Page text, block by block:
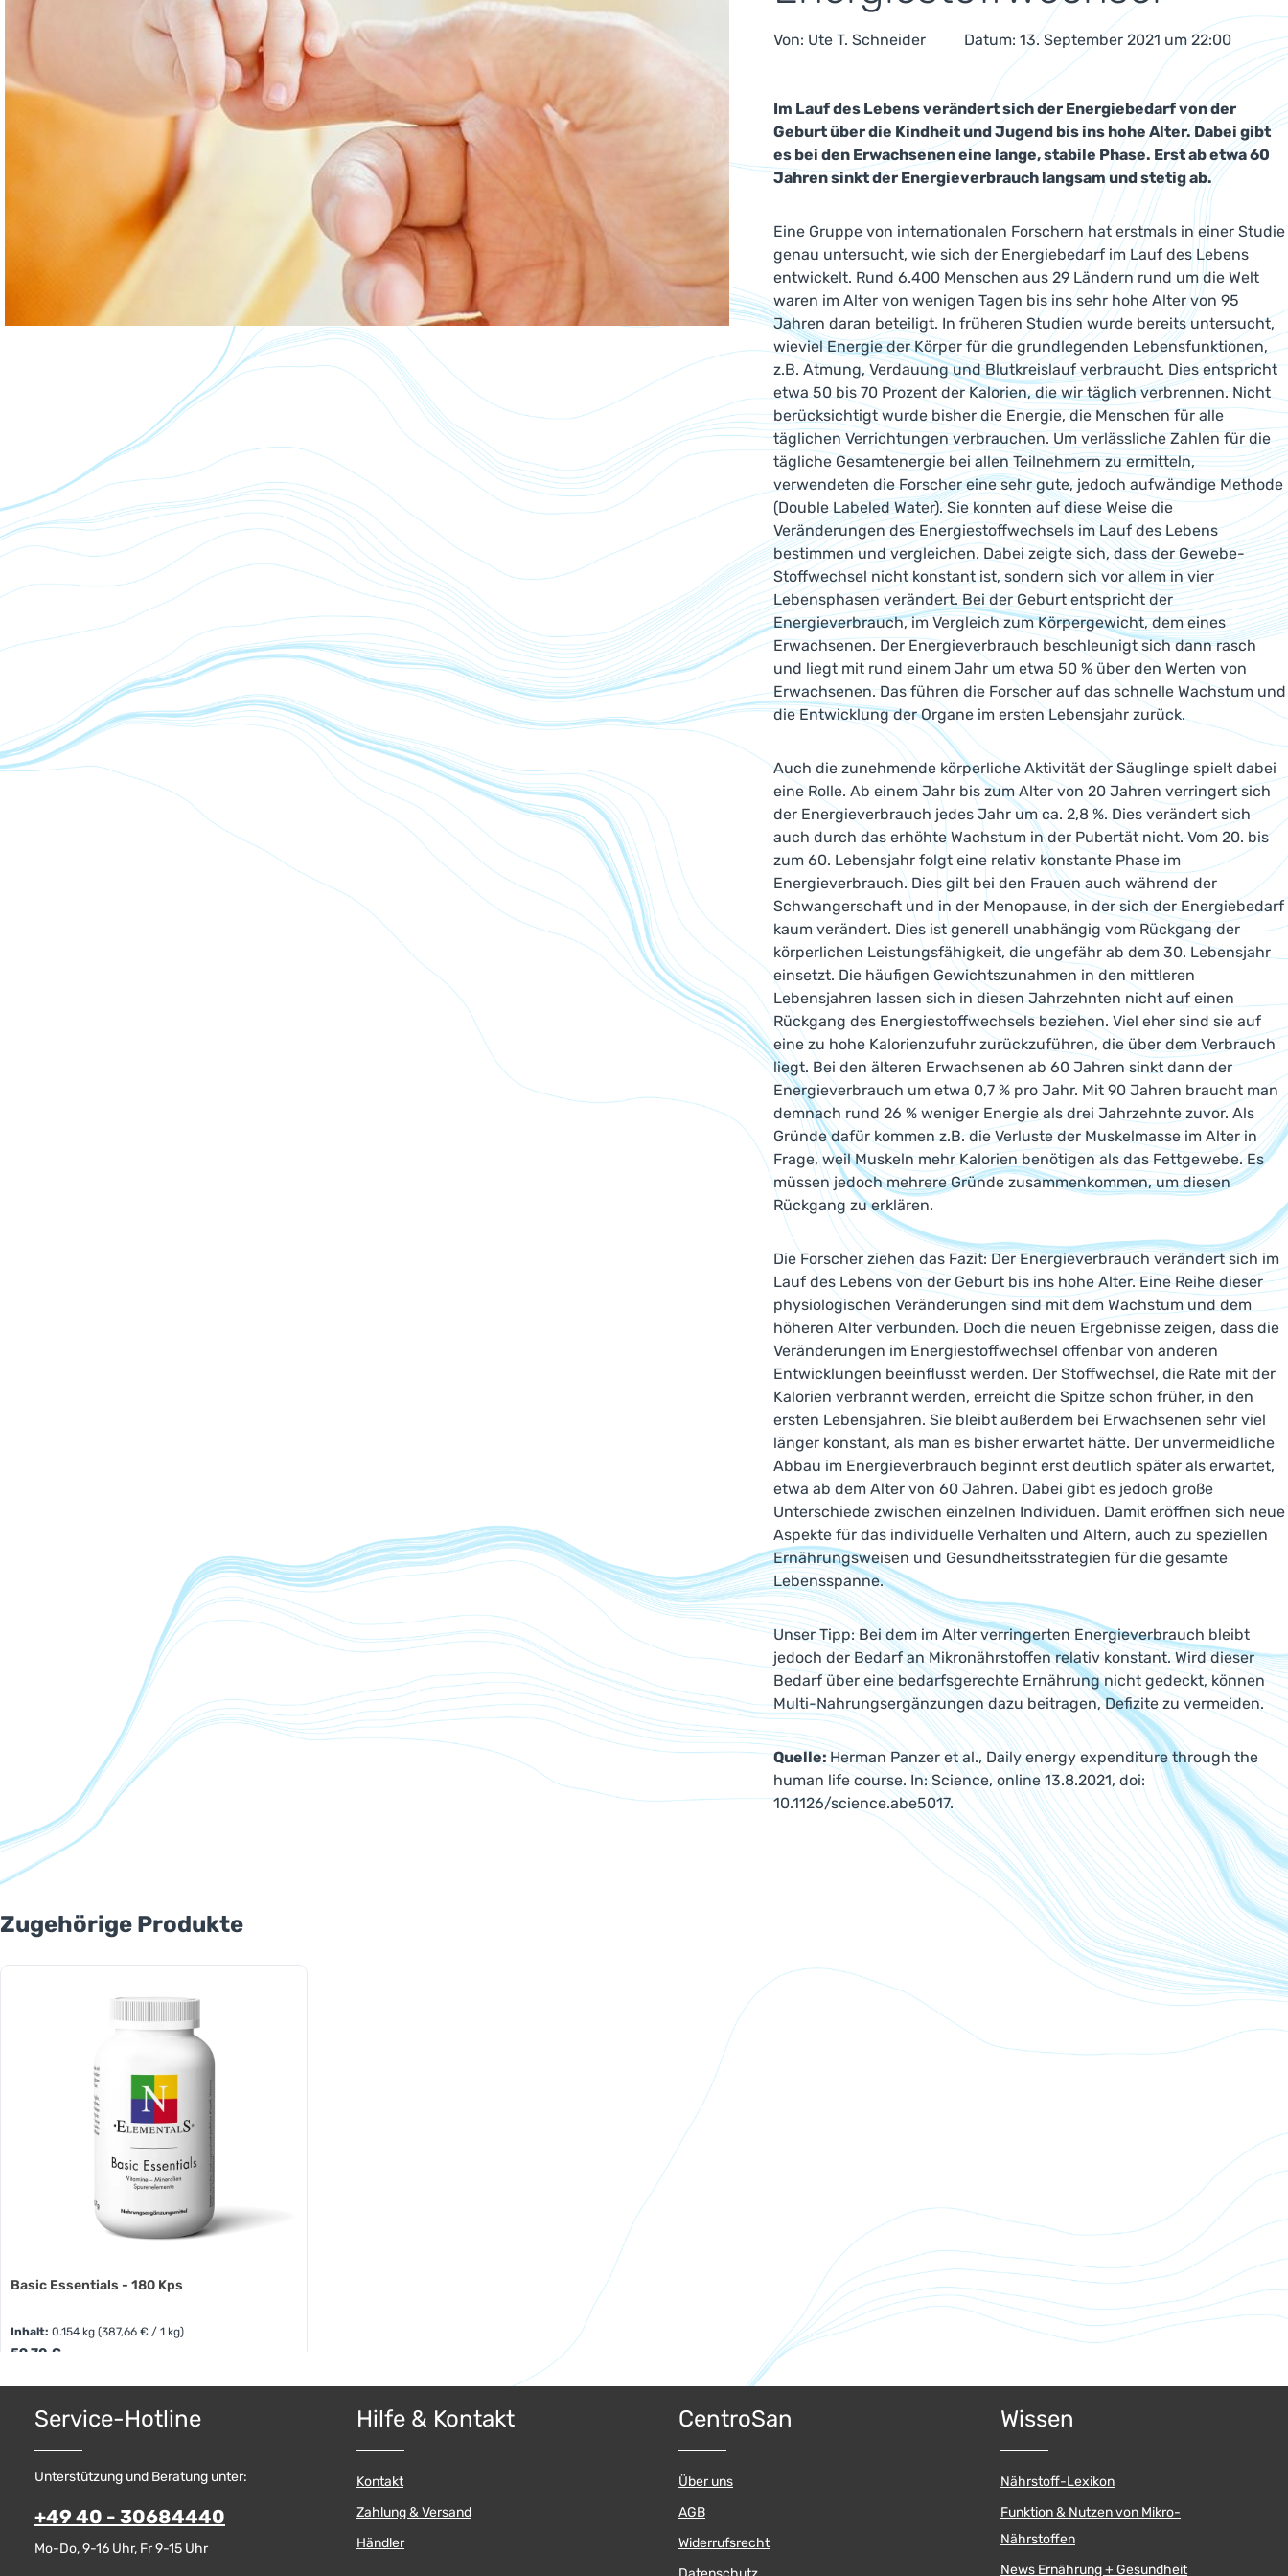
Von: Ute T. Schneider Datum: 13. September 2021 um 22:00
Im Lauf des Lebens verändert sich der Energiebedarf von der
Geburt über die Kindheit und Jugend bis ins hohe Alter. Dabei gibt
es bei den Erwachsenen eine lange, stabile Phase. Erst ab etwa 60
Jahren sinkt der Energieverbrauch langsam und stetig ab.
Eine Gruppe von internationalen Forschern hat erstmals in einer Studie
genau untersucht, wie sich der Energiebedarf im Lauf des Lebens
entwickelt. Rund 6.400 Menschen aus 29 Ländern rund um die Welt
waren im Alter von wenigen Tagen bis ins sehr hohe Alter von 95
Jahren daran beteiligt. In früheren Studien wurde bereits untersucht,
wieviel Energie der Körper für die grundlegenden Lebensfunktionen,
z.B. Atmung, Verdauung und Blutkreislauf verbraucht. Dies entspricht
etwa 50 bis 70 Prozent der Kalorien, die wir täglich verbrennen. Nicht
berücksichtigt wurde bisher die Energie, die Menschen für alle
täglichen Verrichtungen verbrauchen. Um verlässliche Zahlen für die
tägliche Gesamtenergie bei allen Teilnehmern zu ermitteln,
verwendeten die Forscher eine sehr gute, jedoch aufwändige Methode
(Double Labeled Water). Sie konnten auf diese Weise die
Veränderungen des Energiestoffwechsels im Lauf des Lebens
bestimmen und vergleichen. Dabei zeigte sich, dass der Gewebe-
Stoffwechsel nicht konstant ist, sondern sich vor allem in vier
Lebensphasen verändert. Bei der Geburt entspricht der
Energieverbrauch, im Vergleich zum Körpergewicht, dem eines
Erwachsenen. Der Energieverbrauch beschleunigt sich dann rasch
und liegt mit rund einem Jahr um etwa 50 % über den Werten von
Erwachsenen. Das führen die Forscher auf das schnelle Wachstum und
die Entwicklung der Organe im ersten Lebensjahr zurück.
Auch die zunehmende körperliche Aktivität der Säuglinge spielt dabei
eine Rolle. Ab einem Jahr bis zum Alter von 20 Jahren verringert sich
der Energieverbrauch jedes Jahr um ca. 2,8 %. Dies verändert sich
auch durch das erhöhte Wachstum in der Pubertät nicht. Vom 20. bis
zum 60. Lebensjahr folgt eine relativ konstante Phase im
Energieverbrauch. Dies gilt bei den Frauen auch während der
Schwangerschaft und in der Menopause, in der sich der Energiebedarf
kaum verändert. Dies ist generell unabhängig vom Rückgang der
körperlichen Leistungsfähigkeit, die ungefähr ab dem 30. Lebensjahr
einsetzt. Die häufigen Gewichtszunahmen in den mittleren
Lebensjahren lassen sich in diesen Jahrzehnten nicht auf einen
Rückgang des Energiestoffwechsels beziehen. Viel eher sind sie auf
eine zu hohe Kalorienzufuhr zurückzuführen, die über dem Verbrauch
liegt. Bei den älteren Erwachsenen ab 60 Jahren sinkt dann der
Energieverbrauch um etwa 0,7 % pro Jahr. Mit 90 Jahren braucht man
demnach rund 26 % weniger Energie als drei Jahrzehnte zuvor. Als
Gründe dafür kommen z.B. die Verluste der Muskelmasse im Alter in
Frage, weil Muskeln mehr Kalorien benötigen als das Fettgewebe. Es
müssen jedoch mehrere Gründe zusammenkommen, um diesen
Rückgang zu erklären.
Die Forscher ziehen das Fazit: Der Energieverbrauch verändert sich im
Lauf des Lebens von der Geburt bis ins hohe Alter. Eine Reihe dieser
physiologischen Veränderungen sind mit dem Wachstum und dem
höheren Alter verbunden. Doch die neuen Ergebnisse zeigen, dass die
Veränderungen im Energiestoffwechsel offenbar von anderen
Entwicklungen beeinflusst werden. Der Stoffwechsel, die Rate mit der
Kalorien verbrannt werden, erreicht die Spitze schon früher, in den
ersten Lebensjahren. Sie bleibt außerdem bei Erwachsenen sehr viel
länger konstant, als man es bisher erwartet hätte. Der unvermeidliche
Abbau im Energieverbrauch beginnt erst deutlich später als erwartet,
etwa ab dem Alter von 60 Jahren. Dabei gibt es jedoch große
Unterschiede zwischen einzelnen Individuen. Damit eröffnen sich neue
Aspekte für das individuelle Verhalten und Altern, auch zu speziellen
Ernährungsweisen und Gesundheitsstrategien für die gesamte
Lebensspanne.
Unser Tipp: Bei dem im Alter verringerten Energieverbrauch bleibt
jedoch der Bedarf an Mikronährstoffen relativ konstant. Wird dieser
Bedarf über eine bedarfsgerechte Ernährung nicht gedeckt, können
Multi-Nahrungsergänzungen dazu beitragen, Defizite zu vermeiden.
Quelle:Herman Panzer et al., Daily energy expenditure through the
human life course. In: Science, online 13.8.2021, doi:
10.1126/science.abe5017.
Produktgalerie überspringen
Zugehörige Produkte
Basic Essentials - 180 Kps
Inhalt:0.154 kg(387,66 € / 1 kg)
Regulärer Preis:
59,70 €
Produkt Anzahl: Gib den gewünschten Wert ein oder benutze die Schaltflächen um die Anzahl zu erhöhen oder zu
Pckg.
Service-Hotline
Unterstützung und Beratung unter:
+49 40 - 30684440
Mo-Do, 9-16 Uhr, Fr 9-15 Uhr
Hilfe & Kontakt
Kontakt
Zahlung & Versand
Händler
CentroSan
Über uns
AGB
Widerrufsrecht
Wissen
Nährstoff-Lexikon
Funktion & Nutzen von Mikro-
Nährstoffen
News Ernährung + Gesundheit